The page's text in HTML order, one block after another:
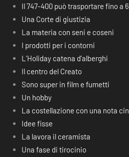
Il 747-400 può trasportare fino a
Una Corte di giustizia
La materia con seni e coseni
I prodotti per i contorni
L’Holiday catena d’alberghi
Il centro del Creato
Sono super in film e fumetti
Un hobby
La costellazione con una nota
Idee fisse
La lavora il ceramista
Una fase di tirocinio